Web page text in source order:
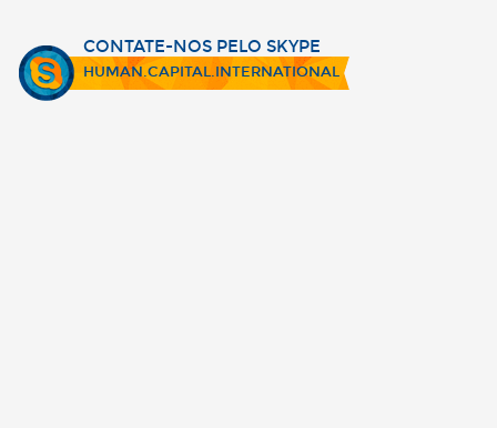
CONTATE-NOS PELO SKYPE
HUMAN.CAPITAL.INTERNATIONAL